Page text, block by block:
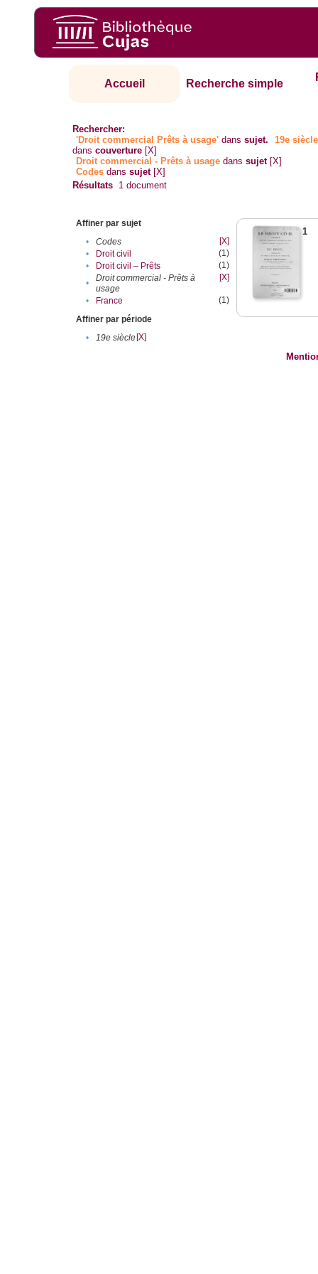
Accueil Recherche simple
Rechercher:
'Droit commercial Prêts à usage' danssujet.
19e siècle
danscouverture [X]
Droit commercial - Prêts à usage danssujet [X]
Codes danssujet [X]
Résultats 1 document
Affiner par sujet
•
Codes
[X]
•
Droit civil
(1)
•
Droit civil – Prêts
(1)
•
Droit commercial - Prêts à
usage
[X]
• France
(1)
Affiner par période
•
19e siècle[X]
1